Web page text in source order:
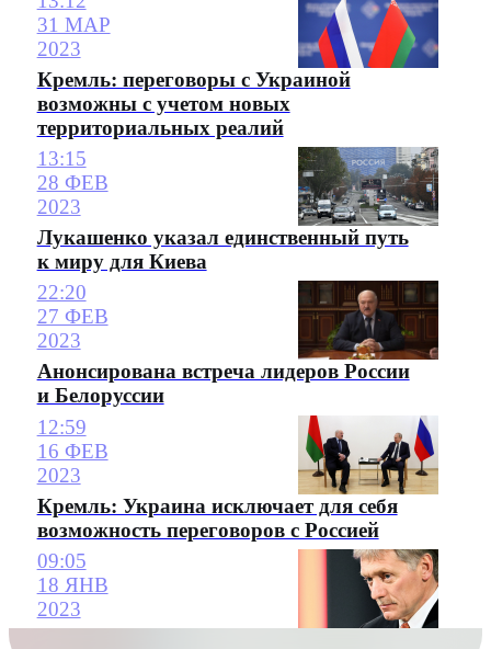
31 МАР
2023
Кремль: переговоры с Украиной
возможны с учетом новых
территориальных реалий
13:15
28 ФЕВ
2023
Лукашенко указал единственный путь
к миру для Киева
22:20
27 ФЕВ
2023
Анонсирована встреча лидеров России
и Белоруссии
12:59
16 ФЕВ
2023
Кремль: Украина исключает для себя
возможность переговоров с Россией
09:05
18 ЯНВ
2023